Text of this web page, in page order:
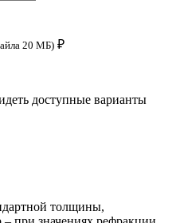
20 МБ) ₽
доступные варианты
толщины,